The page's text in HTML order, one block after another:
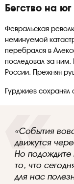
Бегство на юг
Февральская
неминуемой
перебрался в
последовал за ним.
России. Прежняя
Гурджиев сохранял
«События
движутся
Но подождите
то, что
для нас